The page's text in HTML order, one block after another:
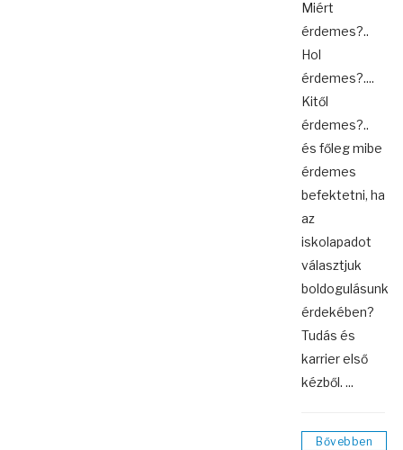
Miért
érdemes?..
Hol
érdemes?....
Kitől
érdemes?..
és főleg mibe
érdemes
befektetni, ha
az
iskolapadot
választjuk
boldogulásunk
érdekében?
Tudás és
karrier első
kézből. ...
Bővebben